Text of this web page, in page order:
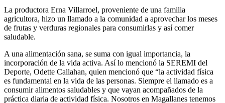
La productora Erna Villarroel, proveniente de una familia
agricultora, hizo un llamado a la comunidad a aprovechar los meses
de frutas y verduras regionales para consumirlas y así comer
saludable.
A una alimentación sana, se suma con igual importancia, la
incorporación de la vida activa. Así lo mencionó la SEREMI del
Deporte, Odette Callahan, quien mencionó que “la actividad física
es fundamental en la vida de las personas. Siempre el llamado es a
consumir alimentos saludables y que vayan acompañados de la
práctica diaria de actividad física. Nosotros en Magallanes tenemos